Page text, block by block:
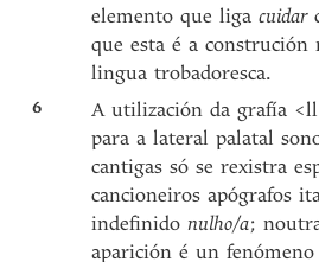
elemento que ligacuidar
que esta é a
lingua trobadoresca.
6 A utilización da grafía
para a lateral palatal
cantigas só se rexistra
cancioneiros apógrafos
indefinidonulho/a;
aparición é un